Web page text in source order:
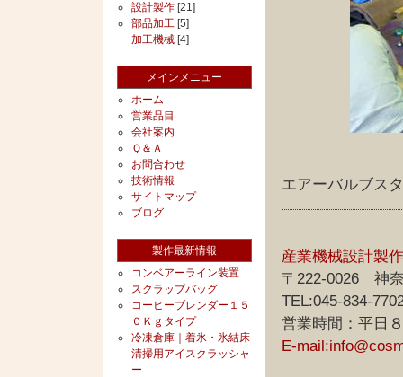
設計製作 [21]
部品加工 [5]
加工機械 [4]
メインメニュー
ホーム
営業品目
会社案内
Ｑ＆Ａ
お問合わせ
技術情報
サイトマップ
ブログ
製作最新情報
コンベアーライン装置
スクラップバッグ
コーヒーブレンダー１５
０Ｋｇタイプ
冷凍倉庫｜着氷・氷結床
清掃用アイスクラッシャ
ー
エアーバルブス
産業機械設計製
〒222-0026 神
TEL:045-834-
営業時間：平日
E-